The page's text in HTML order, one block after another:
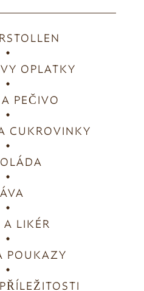
OPLATKY
PEČIVO
CUKROVINKY
A LIKÉR
POUKAZY